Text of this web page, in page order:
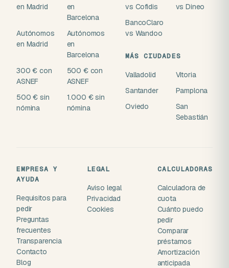
en Madrid
en
Barcelona
Autónomos
en Madrid
Autónomos
en
Barcelona
300 € con
ASNEF
500 € con
ASNEF
500 € sin
nómina
1.000 € sin
nómina
vs Cofidis
vs Dineo
BancoClaro
vs Wandoo
MÁS CIUDADES
Valladolid
Vitoria
Santander
Pamplona
Oviedo
San
Sebastián
EMPRESA Y
AYUDA
Requisitos para
pedir
Preguntas
frecuentes
Transparencia
Contacto
Blog
LEGAL
Aviso legal
Privacidad
Cookies
CALCULADORAS
Calculadora de
cuota
Cuánto puedo
pedir
Comparar
préstamos
Amortización
anticipada